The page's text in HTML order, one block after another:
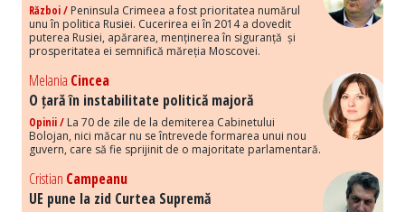
Război / Peninsula Crimeea a fost prioritatea numărul
unu în politica Rusiei. Cucerirea ei în 2014 a dovedit
puterea Rusiei, apărarea, menținerea în siguranță și
prosperitatea ei semnifică măreția Moscovei.
Melania Cincea
O țară în instabilitate politică majoră
Opinii / La 70 de zile de la demiterea Cabinetului
Bolojan, nici măcar nu se întrevede formarea unui nou
guvern, care să fie sprijinit de o majoritate parlamentară.
Cristian Campeanu
UE pune la zid Curtea Supremă